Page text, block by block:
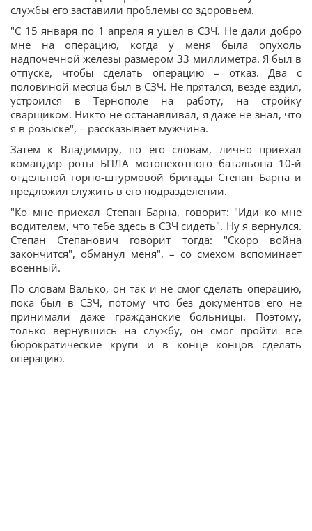
службы его заставили проблемы со здоровьем.
"С 15 января по 1 апреля я ушел в СЗЧ. Не дали добро
мне на операцию, когда у меня была опухоль
надпочечной железы размером 33 миллиметра. Я был в
отпуске, чтобы сделать операцию – отказ. Два с
половиной месяца был в СЗЧ. Не прятался, везде ездил,
устроился в Тернополе на работу, на стройку
сварщиком. Никто не останавливал, я даже не знал, что
я в розыске", – рассказывает мужчина.
Затем к Владимиру, по его словам, лично приехал
командир роты БПЛА мотопехотного батальона 10-й
отдельной горно-штурмовой бригады Степан Барна и
предложил служить в его подразделении.
"Ко мне приехал Степан Барна, говорит: "Иди ко мне
водителем, что тебе здесь в СЗЧ сидеть". Ну я вернулся.
Степан Степанович говорит тогда: "Скоро война
закончится", обманул меня", – со смехом вспоминает
военный.
По словам Валько, он так и не смог сделать операцию,
пока был в СЗЧ, потому что без документов его не
принимали даже гражданские больницы. Поэтому,
только вернувшись на службу, он смог пройти все
бюрократические круги и в конце концов сделать
операцию.